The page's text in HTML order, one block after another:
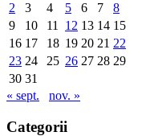
2
3 4 5 6 7
8
9
10 11 12 13 14 15
16 17 18 19 20 21 22
23 24 25 26 27 28 29
30 31
« sept.
nov. »
Categorii